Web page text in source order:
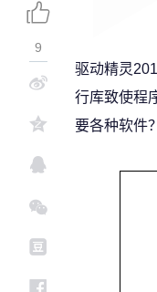
驱动精灵
行库致使程
要各种软件
9